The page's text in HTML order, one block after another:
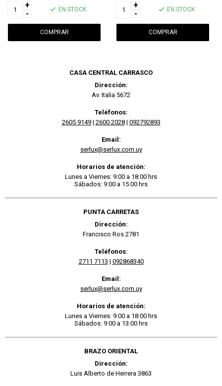
+
-
EN STOCK
+
-
EN STOCK
CASA CENTRAL CARRASCO
Dirección:
Av. Italia 5672
Teléfonos:
2605 9149| 2600 2028| 092792893
Email:
serlux@serlux.com.uy
Horarios de atención:
Lunes a Viernes: 9:00 a 18:00 hrs
Sábados: 9:00 a 15:00 hrs
PUNTA CARRETAS
Dirección:
Francisco Ros 2781
Teléfonos:
2711 7113 | 092868340
Email:
serlux@serlux.com.uy
Horarios de atención:
Lunes a Viernes: 9:00 a 18:00 hrs
Sábados: 9:00 a 13:00 hrs
BRAZO ORIENTAL
Dirección:
Luis Alberto de Herrera 3863